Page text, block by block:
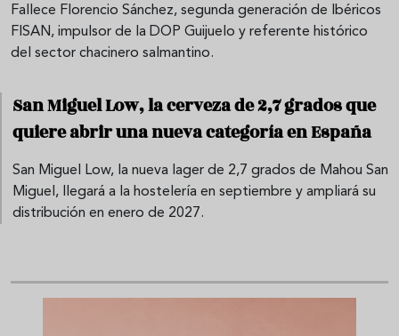
Fallece Florencio Sánchez, segunda generación de Ibéricos
FISAN, impulsor de la DOP Guijuelo y referente histórico
del sector chacinero salmantino.
San Miguel Low, la cerveza de 2,7 grados que
quiere abrir una nueva categoría en España
San Miguel Low, la nueva lager de 2,7 grados de Mahou San
Miguel, llegará a la hostelería en septiembre y ampliará su
distribución en enero de 2027.